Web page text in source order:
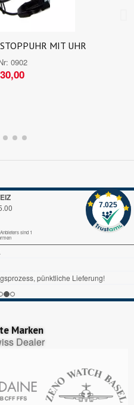
MIT UHR
0902
sind 1
7.025
pünktliche Lieferung!
Marken
Dealer